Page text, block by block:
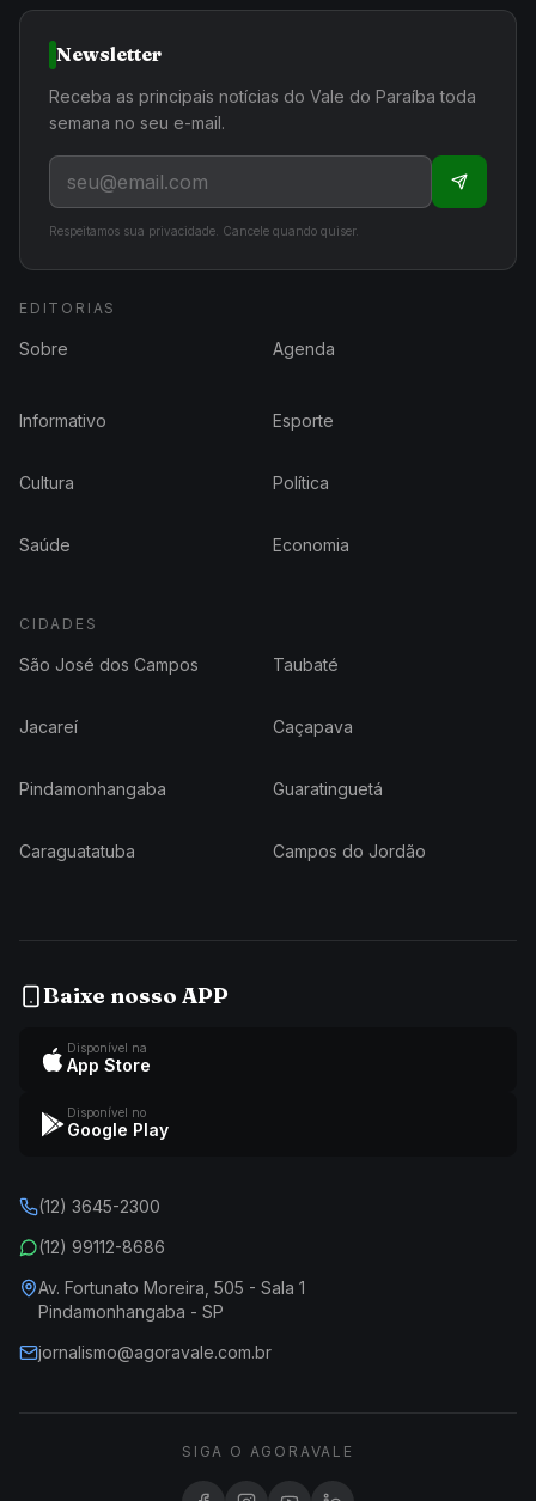
Newsletter
Receba as principais notícias do Vale do Paraíba toda
semana no seu e-mail.
Respeitamos sua privacidade. Cancele quando quiser.
EDITORIAS
Sobre Agenda
Informativo Esporte
Cultura Política
Saúde Economia
CIDADES
São José dos Campos Taubaté
Jacareí Caçapava
Pindamonhangaba Guaratinguetá
Caraguatatuba Campos do Jordão
Baixe nosso APP
Disponível na
App Store
Disponível no
Google Play
(12) 3645-2300
(12) 99112-8686
Av. Fortunato Moreira, 505 - Sala 1
Pindamonhangaba - SP
jornalismo@agoravale.com.br
SIGA O AGORAVALE